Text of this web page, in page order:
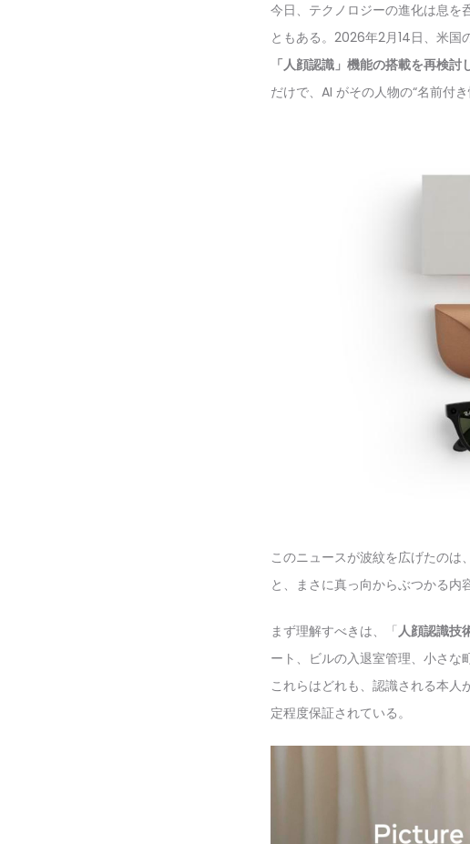
今日、テクノロジーの進化は息を
ともある。2026年2月14日、米国
「人顔認識」機能の搭載を再検討
だけで、AI がその人物の“名前付
このニュースが波紋を広げたの
と、まさに真っ向からぶつかる内
まず理解すべきは、「人顔認識技
ート、ビルの入退室管理、小さな
これらはどれも、認識される本
定程度保証されている。